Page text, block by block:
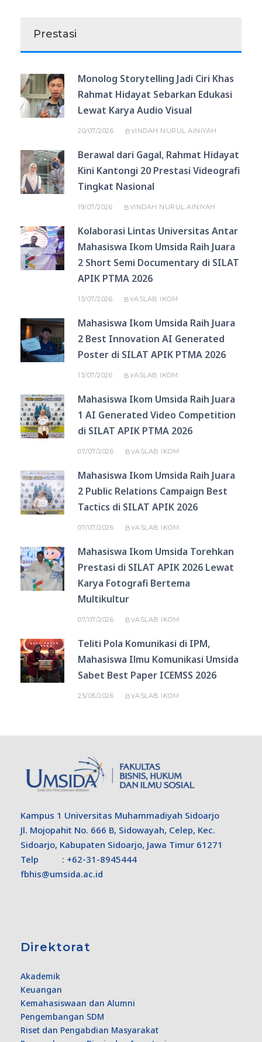
Prestasi
Monolog Storytelling Jadi Ciri Khas
Rahmat Hidayat Sebarkan Edukasi
Lewat Karya Audio Visual
20/07/2026 BYINDAH NURUL AINIYAH
Berawal dari Gagal, Rahmat Hidayat
Kini Kantongi 20 Prestasi Videografi
Tingkat Nasional
19/07/2026 BYINDAH NURUL AINIYAH
Kolaborasi Lintas Universitas Antar
Mahasiswa Ikom Umsida Raih Juara
2 Short Semi Documentary di SILAT
APIK PTMA 2026
13/07/2026 BYASLAB IKOM
Mahasiswa Ikom Umsida Raih Juara
2 Best Innovation AI Generated
Poster di SILAT APIK PTMA 2026
13/07/2026 BYASLAB IKOM
Mahasiswa Ikom Umsida Raih Juara
1 AI Generated Video Competition
di SILAT APIK PTMA 2026
07/07/2026 BYASLAB IKOM
Mahasiswa Ikom Umsida Raih Juara
2 Public Relations Campaign Best
Tactics di SILAT APIK 2026
07/07/2026 BYASLAB IKOM
Mahasiswa Ikom Umsida Torehkan
Prestasi di SILAT APIK 2026 Lewat
Karya Fotografi Bertema
Multikultur
07/07/2026 BYASLAB IKOM
Teliti Pola Komunikasi di IPM,
Mahasiswa Ilmu Komunikasi Umsida
Sabet Best Paper ICEMSS 2026
25/05/2026 BYASLAB IKOM
Kampus 1 Universitas Muhammadiyah Sidoarjo
Jl. Mojopahit No. 666 B, Sidowayah, Celep, Kec.
Sidoarjo, Kabupaten Sidoarjo, Jawa Timur 61271
Telp : +62-31-8945444
fbhis@umsida.ac.id
Direktorat
Akademik
Keuangan
Kemahasiswaan dan Alumni
Pengembangan SDM
Riset dan Pengabdian Masyarakat